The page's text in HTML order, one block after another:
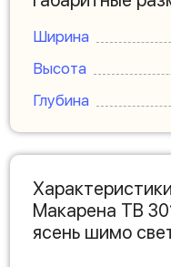
Ширина
Высота
Глубина
Макарена ТВ
ясень шимо